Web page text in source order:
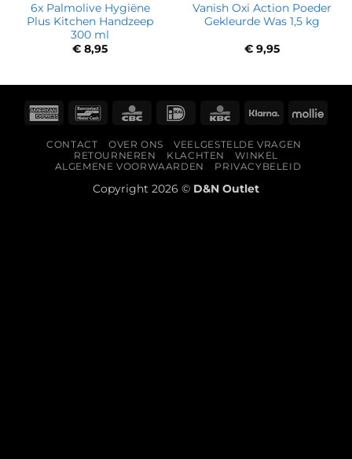
6x Palmolive Hygiëne
Plus Kitchen Handzeep
300 ml
€ 8,95
Vanish Oxi Action Poeder
Gekleurde Was 1,5 kg
€ 9,95
American BancontactCBC IDeal KBC Klarna
CONTACT OVER ONS
VEELGESTELDE VRAGEN
RETOURNEREN
KLACHTEN
WINKEL
ALGEMENE VOORWAARDEN
PRIVACYBELEID
Copyright 2026 © D&N Outlet